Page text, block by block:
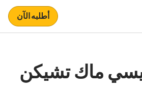
أطلبه الآن
ماك تشيكن